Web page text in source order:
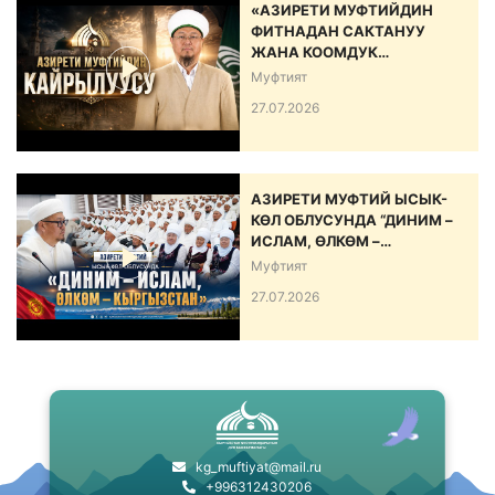
«АЗИРЕТИ МУФТИЙДИН
ФИТНАДАН САКТАНУУ
ЖАНА КООМДУК
ЫНТЫМАКТЫ БЕКЕМДӨӨ
Муфтият
27.07.2026
АЗИРЕТИ МУФТИЙ ЫСЫК-
КӨЛ ОБЛУСУНДА “ДИНИМ –
ИСЛАМ, ӨЛКӨМ –
КЫРГЫЗСТАН” АТТУУ ИШ-
Муфтият
27.07.2026
kg_muftiyat@mail.ru
+996312430206